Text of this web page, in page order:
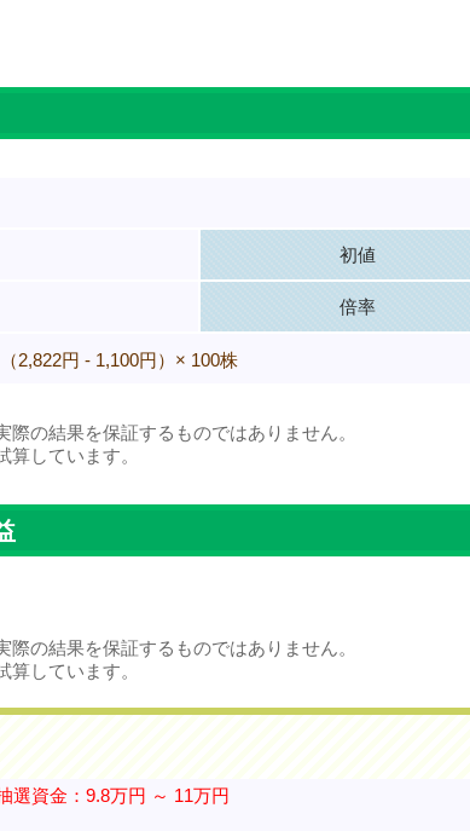
初値
倍率
（2,822円 - 1,100円）× 100株
の結果を保証するものではありません。
しています。
の結果を保証するものではありません。
しています。
選資金：9.8万円 ～ 11万円